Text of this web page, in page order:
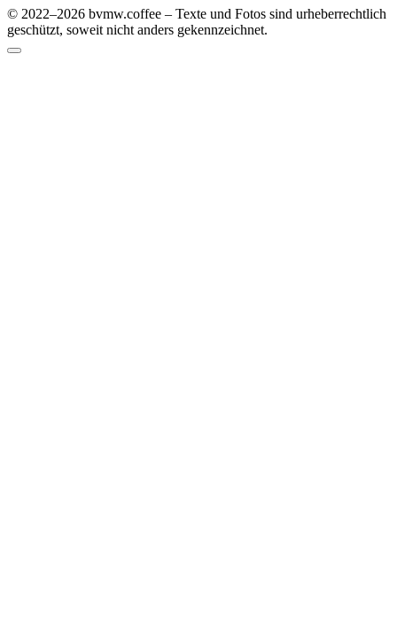
© 2022–2026 bvmw.coffee – Texte und Fotos sind urheberrechtlich
geschützt, soweit nicht anders gekennzeichnet.